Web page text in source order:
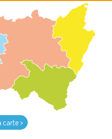
carte >